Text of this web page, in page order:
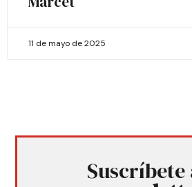
11 de mayo de 2025
Suscríbete